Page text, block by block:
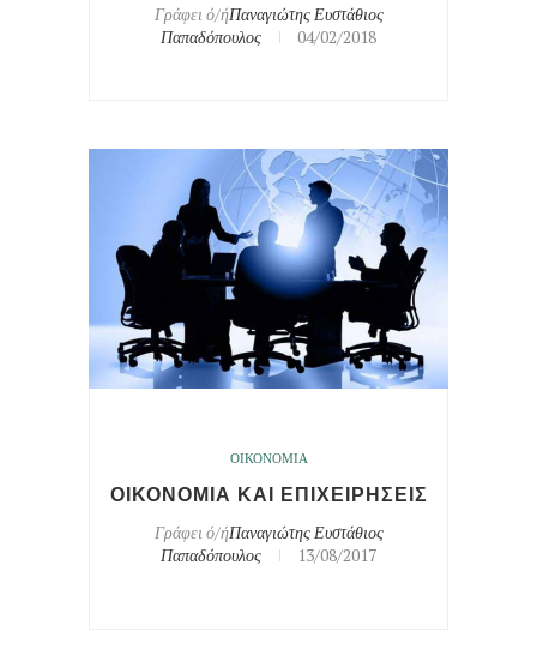
Γράφει ό/ήΠαναγιώτης Ευστάθιος
Παπαδόπουλος
04/02/2018
ΟΙΚΟΝΟΜΙΑ
ΟΙΚΟΝΟΜΙΑ ΚΑΙ ΕΠΙΧΕΙΡΗΣΕΙΣ
Γράφει ό/ήΠαναγιώτης Ευστάθιος
Παπαδόπουλος
13/08/2017